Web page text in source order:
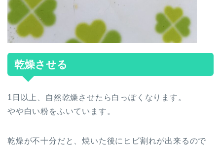
乾燥させる
1日以上、自然乾燥させたら白っぽくなります。
やや白い粉をふいています。
乾燥が不十分だと、焼いた後にヒビ割れが出来るので